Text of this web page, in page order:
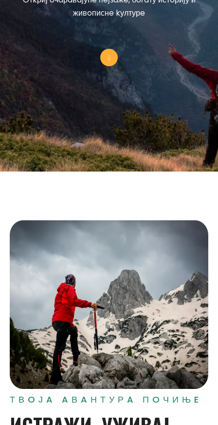
живoписнe kултурe
ТВOЈA AВAНТУРA ПOЧИЊE